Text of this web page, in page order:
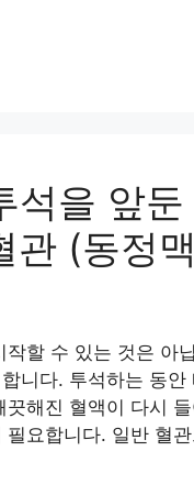
을 앞
관 (동정
할 수 있는 것은 아
니다. 투석하는 동
해진 혈액이 다시
요합니다. 일반 혈